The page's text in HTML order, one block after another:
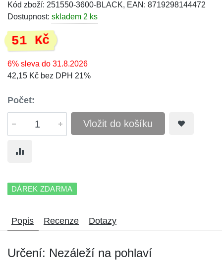
Kód zboží: 251550-3600-BLACK, EAN: 8719298144472
Dostupnost: skladem 2 ks
51 Kč
6% sleva do 31.8.2026
42,15 Kč bez DPH 21%
Počet:
Vložit do košíku
DÁREK ZDARMA
Popis Recenze Dotazy
Určení: Nezáleží na pohlaví